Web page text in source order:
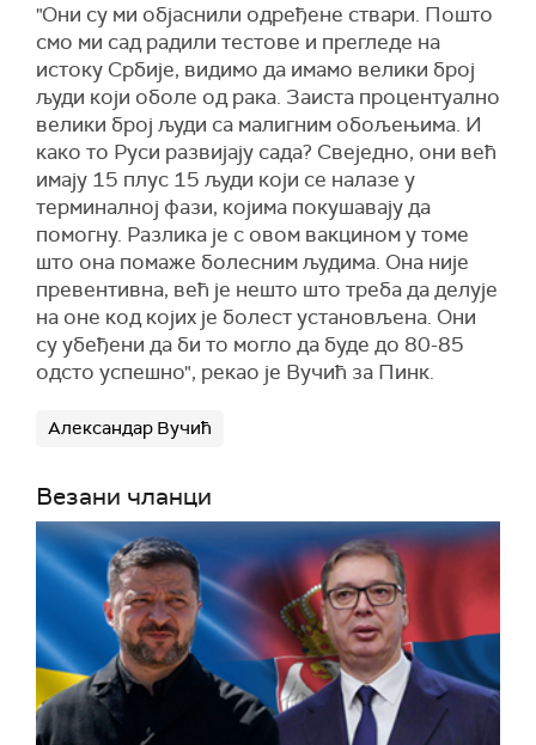
"Они су ми објаснили одређене ствари. Пошто
смо ми сад радили тестове и прегледе на
истоку Србије, видимо да имамо велики број
људи који оболе од рака. Заиста процентуално
велики број људи са малигним обољењима. И
како то Руси развијају сада? Свеједно, они већ
имају 15 плус 15 људи који се налазе у
терминалној фази, којима покушавају да
помогну. Разлика је с овом вакцином у томе
што она помаже болесним људима. Она није
превентивна, већ је нешто што треба да делује
на оне код којих је болест установљена. Они
су убеђени да би то могло да буде до 80-85
одсто успешно", рекао је Вучић за Пинк.
Александар Вучић
Везани чланци